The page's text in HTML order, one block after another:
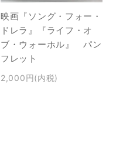
映画『ソング・フォー・
ドレラ』『ライフ・オ
ブ・ウォーホル』 パン
フレット
2,000円(内税)